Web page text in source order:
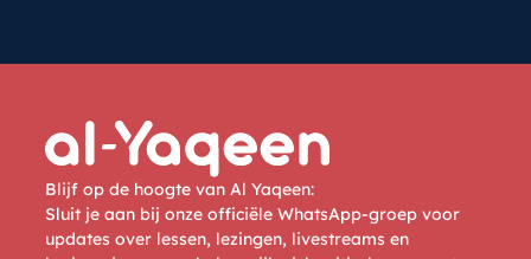
Blijf op de hoogte van Al Yaqeen:
Sluit je aan bij onze officiële WhatsApp-groep voor
updates over lessen, lezingen, livestreams en